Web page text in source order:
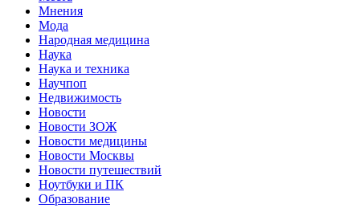
Мнения
Мода
Народная медицина
Наука
Наука и техника
Научпоп
Недвижимость
Новости
Новости ЗОЖ
Новости медицины
Новости Москвы
Новости путешествий
Ноутбуки и ПК
Образование